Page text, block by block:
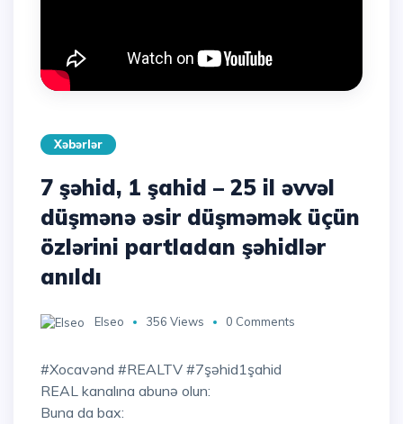
Xəbərlər
7 şəhid, 1 şahid – 25 il əvvəl
düşmənə əsir düşməmək üçün
özlərini partladan şəhidlər
anıldı
Elseo 356 Views 0 Comments
#Xocavənd #REALTV #7şəhid1şahid
REAL kanalına abunə olun:
Buna da bax: